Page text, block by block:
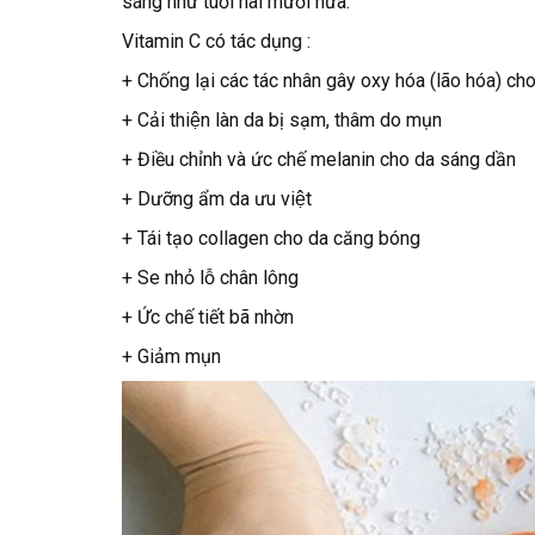
Vitamin C có tác dụng :
+ Chống lại các tác nhân gây oxy hóa (lão hóa)
+ Cải thiện làn da bị sạm, thâm do mụn
+ Điều chỉnh và ức chế melanin cho da sáng dần
+ Dưỡng ẩm da ưu việt
+ Tái tạo collagen cho da căng bóng
+ Se nhỏ lỗ chân lông
+ Ức chế tiết bã nhờn
+ Giảm mụn